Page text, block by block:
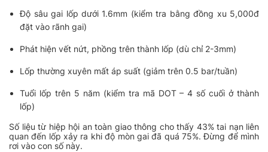
Độ sâu gai lốp dưới 1.6mm (kiểm tra bằng đồng xu 5,000đ
đặt vào rãnh gai)
Phát hiện vết nứt, phồng trên thành lốp (dù chỉ 2-3mm)
Lốp thường xuyên mất áp suất (giảm trên 0.5 bar/tuần)
Tuổi lốp trên 5 năm (kiểm tra mã DOT – 4 số cuối ở thành
lốp)
Số liệu từ hiệp hội an toàn giao thông cho thấy 43% tai nạn liên
quan đến lốp xảy ra khi độ mòn gai đã quá 75%. Đừng để mình
rơi vào con số này.